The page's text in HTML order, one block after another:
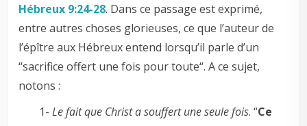
Hébreux 9:24-28. Dans ce passage est exprimé,
entre autres choses glorieuses, ce que l’auteur de
l’épître aux Hébreux entend lorsqu’il parle d’un
“sacrifice offert une fois pour toute“. A ce sujet,
notons :
1-Le fait que Christ a souffert une seule fois. “Ce